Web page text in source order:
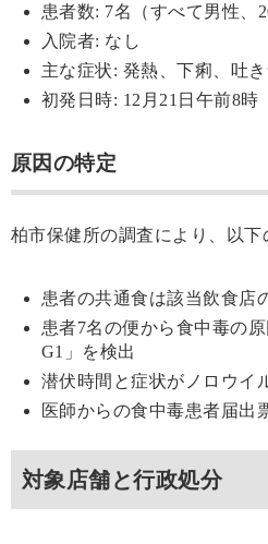
患者数: 7名（すべて男性、
入院者: なし
主な症状: 発熱、下痢、吐
初発日時: 12月21日午前8時
原因の特定
柏市保健所の調査により、以下
患者の共通食は該当飲食店
患者7名の便から食中毒の
G1」を検出
潜伏時間と症状がノロウイ
医師からの食中毒患者届出
対象店舗と行政処分